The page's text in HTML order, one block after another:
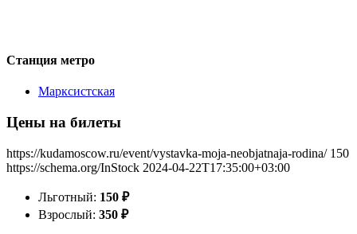
Станция метро
Марксистская
Цены на билеты
https://kudamoscow.ru/event/vystavka-moja-neobjatnaja-rodina/ 150
https://schema.org/InStock 2024-04-22T17:35:00+03:00
Льготный: 150 ₽
Взрослый: 350 ₽